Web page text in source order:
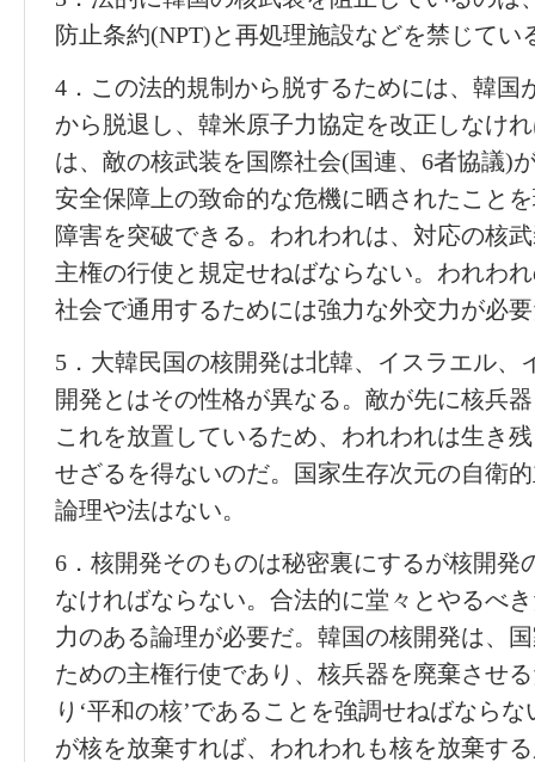
防止条約(NPT)と再処理施設などを禁じてい
4．この法的規制から脱するためには、韓国
から脱退し、韓米原子力協定を改正しなけ
は、敵の核武装を国際社会(国連、6者協議)
安全保障上の致命的な危機に晒されたこと
障害を突破できる。われわれは、対応の核
主権の行使と規定せねばならない。われわ
社会で通用するためには強力な外交力が必
5．大韓民国の核開発は北韓、イスラエル、
開発とはその性格が異なる。敵が先に核兵
これを放置しているため、われわれは生き
せざるを得ないのだ。国家生存次元の自衛
論理や法はない。
6．核開発そのものは秘密裏にするが核開発
なければならない。合法的に堂々とやるべ
力のある論理が必要だ。韓国の核開発は、
ための主権行使であり、核兵器を廃棄させ
り‘平和の核’であることを強調せねばなら
が核を放棄すれば、われわれも核を放棄す